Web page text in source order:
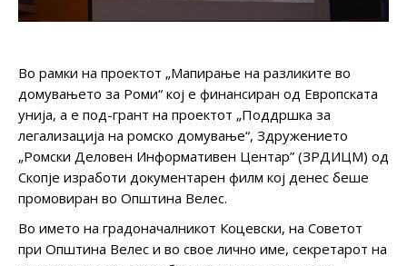
Во рамки на проектот „Мапирање на разликите во
домувањето за Роми“ кој е финансиран од Европската
унија, а е под-грант на проектот „Поддршка за
легализација на ромско домување“, Здружението
„Ромски Деловен Информативен Центар” (ЗРДИЦМ) од
Скопје изработи документарен филм кој денес беше
промовиран во Општина Велес.
Во името на градоначалникот Коцевски, на Советот
при Општина Велес и во свое лично име, секретарот на